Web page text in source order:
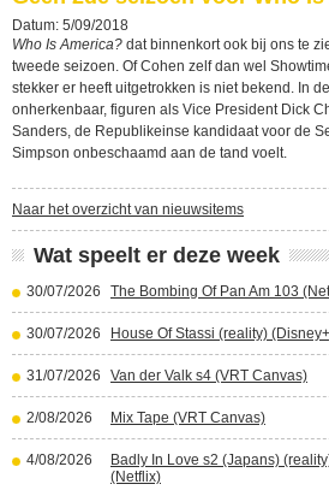
Datum: 5/09/2018
Who Is America? dat binnenkort ook bij ons te
tweede seizoen. Of Cohen zelf dan wel
stekker er heeft uitgetrokken is niet bekend. In
onherkenbaar, figuren als Vice President Dick
Sanders, de Republikeinse kandidaat voor de
Simpson onbeschaamd aan de tand voelt.
Naar het overzicht van nieuwsitems
Wat speelt er deze week
30/07/2026 The Bombing Of Pan Am 103
30/07/2026 House Of Stassi (reality)
31/07/2026 Van der Valk s4 (VRT Canvas)
2/08/2026 Mix Tape (VRT Canvas)
4/08/2026
Badly In Love s2 (Japans)
(Netflix)